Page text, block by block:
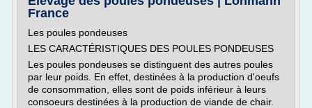
France
Les poules pondeuses
LES CARACTÉRISTIQUES DES POULES PONDEUSES
Les poules pondeuses se distinguent des autres poules
par leur poids. En effet, destinées à la production d'oeufs
de consommation, elles sont de poids inférieur à leurs
consoeurs destinées à la production de viande de chair.